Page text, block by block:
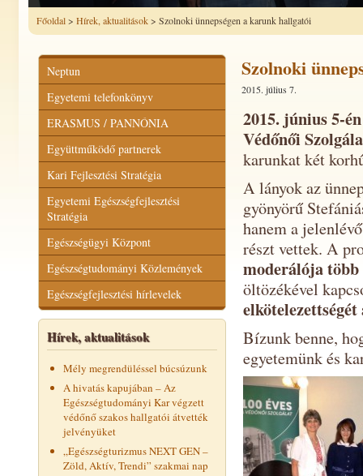
Főoldal> Hírek, aktualitások> Szolnoki ünnepségen a karunk hallgatói
Neptun
Egyetemi telefonkönyv
ERASMUS / PANNÓNIA
Együttműködő partnerek
Kari Fejlesztési Stratégia
Egyetemi Egészségfejlesztési
Stratégia
Egészségügyi Központ
Egészségtudományi Közlemények
Egészségfejlesztési hírlevelek
Hírek, aktualitások
Mély megrendüléssel búcsúzunk
A hivatás kapujában – Az
Egészségtudományi Kar végzett
védőnő szakos hallgatói átvették
jelvényüket
„Egészségturizmus NEXT GEN –
Zöld, Aktív, Trendi” szakmai nap
Szolnoki
2015. július 7.
2015. június 5-
Védőnői
karunkat két
A lányok az
gyönyörű
hanem a
részt vettek. A
moderálója
öltözékével
elkötelezettségét
Bízunk benne,
egyetemünk és